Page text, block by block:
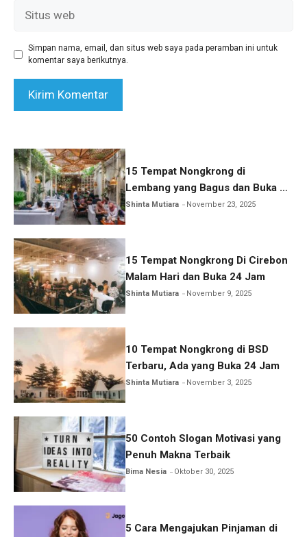
Simpan nama, email, dan situs web saya pada peramban ini untuk
komentar saya berikutnya.
15 Tempat Nongkrong di
Lembang yang Bagus dan Buka 24
Jam
Shinta Mutiara November 23, 2025
15 Tempat Nongkrong Di Cirebon
Malam Hari dan Buka 24 Jam
Shinta Mutiara November 9, 2025
10 Tempat Nongkrong di BSD
Terbaru, Ada yang Buka 24 Jam
Shinta Mutiara November 3, 2025
50 Contoh Slogan Motivasi yang
Penuh Makna Terbaik
Bima Nesia Oktober 30, 2025
5 Cara Mengajukan Pinjaman di